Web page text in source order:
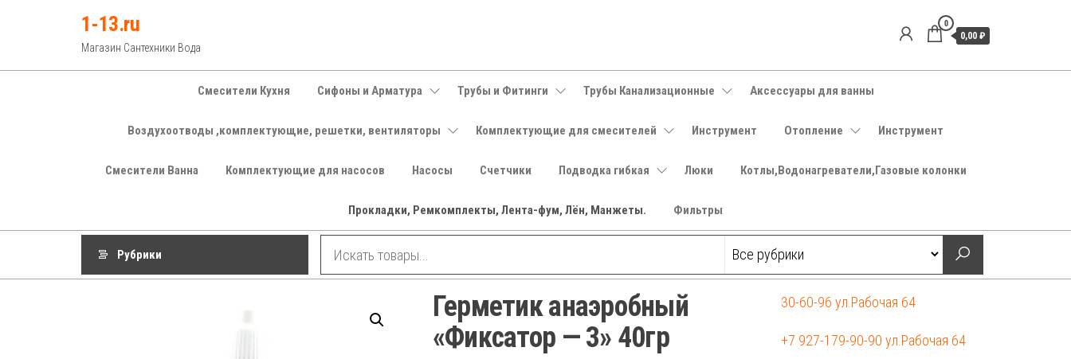
1-13.ru
Магазин Сантехники Вода
0
0,00 ₽
Смесители Кухня Сифоны и Арматура Трубы и Фитинги Трубы Канализационные Аксессуары для ванны
Воздухоотводы ,комплектующие, решетки, вентиляторы Комплектующие для смесителей Инструмент Отопление Инструмент
Смесители Ванна Комплектующие для насосов Насосы Счетчики Подводка гибкая Люки Котлы,Водонагреватели,Газовые колонки
Прокладки, Ремкомплекты, Лента-фум, Лён, Манжеты. Фильтры
Рубрики
Герметик анаэробный
«Фиксатор — 3» 40гр
30-60-96 ул.Рабочая 64
+7 927-179-90-90 ул.Рабочая 64